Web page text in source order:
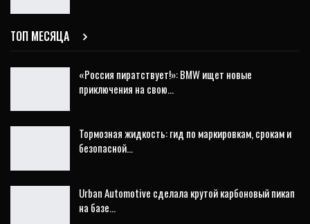
ТОП МЕСЯЦА
«Россия пиратствует!»: BMW ищет новые
приключения на свою…
Тормозная жидкость: гид по маркировкам, срокам и
безопасной…
Urban Automotive сделала крутой карбоновый пикап
на базе…